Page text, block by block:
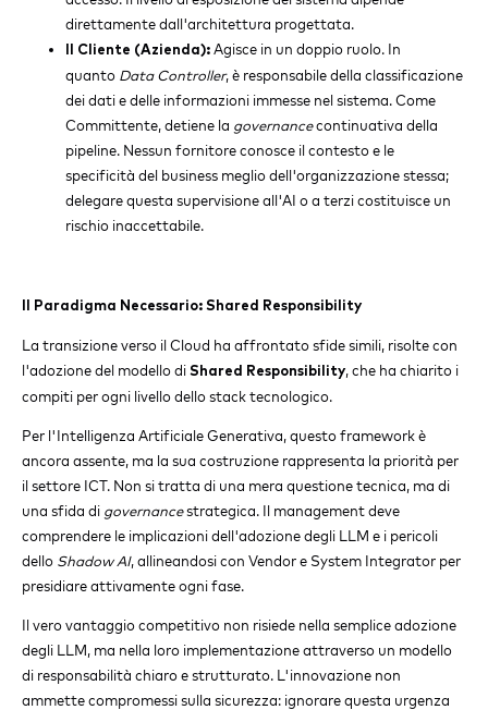
direttamente dall'architettura progettata.
Il Cliente (Azienda): Agisce in un doppio ruolo. In
quanto Data Controller, è responsabile della classificazione
dei dati e delle informazioni immesse nel sistema. Come
Committente, detiene la governancecontinuativa della
pipeline. Nessun fornitore conosce il contesto e le
specificità del business meglio dell'organizzazione stessa;
delegare questa supervisione all'AI o a terzi costituisce un
rischio inaccettabile.
Il Paradigma Necessario: Shared Responsibility
La transizione verso il Cloud ha affrontato sfide simili, risolte con
l'adozione del modello di Shared Responsibility, che ha chiarito i
compiti per ogni livello dello stack tecnologico.
Per l'Intelligenza Artificiale Generativa, questo framework è
ancora assente, ma la sua costruzione rappresenta la priorità per
il settore ICT. Non si tratta di una mera questione tecnica, ma di
una sfida di governancestrategica. Il management deve
comprendere le implicazioni dell'adozione degli LLM e i pericoli
dello Shadow AI, allineandosi con Vendor e System Integrator per
presidiare attivamente ogni fase.
Il vero vantaggio competitivo non risiede nella semplice adozione
degli LLM, ma nella loro implementazione attraverso un modello
di responsabilità chiaro e strutturato. L'innovazione non
ammette compromessi sulla sicurezza: ignorare questa urgenza